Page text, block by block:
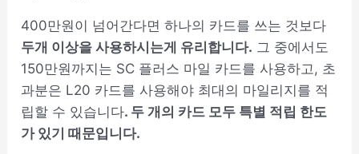
400만원이 넘어간다면 하나의 카드를 쓰는 것보다
두개 이상을 사용하시는게 유리합니다. 그 중에서도
150만원까지는 SC 플러스 마일 카드를 사용하고, 초
과분은 L20 카드를 사용해야 최대의 마일리지를 적
립할 수 있습니다. 두 개의 카드 모두 특별 적립 한도
가 있기 때문입니다.